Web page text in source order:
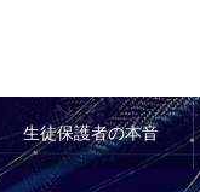
生徒保護者の本音